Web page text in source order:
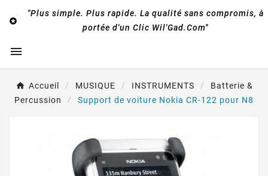

"Plus simple. Plus rapide. La qualité sans compromis, à
portée d'un Clic Wil'Gad.Com"

Accueil MUSIQUE INSTRUMENTS
Batterie &
Percussion
Support de voiture Nokia CR-122 pour N8